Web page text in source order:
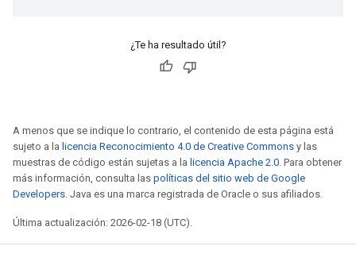
¿Te ha resultado útil?
A menos que se indique lo contrario, el contenido de esta página está
sujeto a la licencia Reconocimiento 4.0 de Creative Commons y las
muestras de código están sujetas a la licencia Apache 2.0. Para obtener
más información, consulta las políticas del sitio web de Google
Developers. Java es una marca registrada de Oracle o sus afiliados.
Última actualización: 2026-02-18 (UTC).